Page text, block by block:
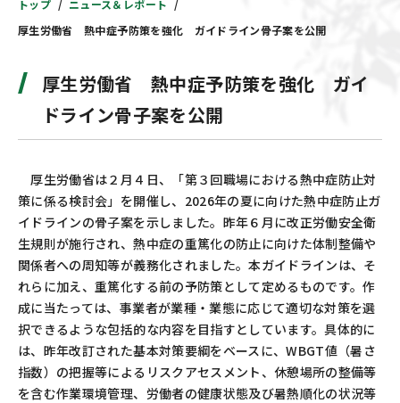
サステナビリティ
ニュース＆レポート
採用情報
住まい
お問い合わせ カスタマーセンター
トップ
ニュース＆レポート
厚生労働省 熱中症予防策を強化 ガイドライン骨子案を公開
厚生労働省 熱中症予防策を強化 ガイ
ドライン骨子案を公開
厚生労働省は２月４日、「第３回職場における熱中症防止対
策に係る検討会」を開催し、2026年の夏に向けた熱中症防止ガ
イドラインの骨子案を示しました。昨年６月に改正労働安全衛
生規則が施行され、熱中症の重篤化の防止に向けた体制整備や
関係者への周知等が義務化されました。本ガイドラインは、そ
れらに加え、重篤化する前の予防策として定めるものです。作
成に当たっては、事業者が業種・業態に応じて適切な対策を選
択できるような包括的な内容を目指すとしています。具体的に
は、昨年改訂された基本対策要綱をベースに、WBGT値（暑さ
指数）の把握等によるリスクアセスメント、休憩場所の整備等
を含む作業環境管理、労働者の健康状態及び暑熱順化の状況等